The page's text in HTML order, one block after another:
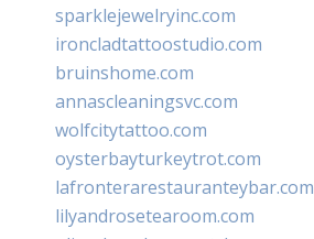
sparklejewelryinc.com
ironcladtattoostudio.com
bruinshome.com
annascleaningsvc.com
wolfcitytattoo.com
oysterbayturkeytrot.com
lafronterarestauranteybar.com
lilyandrosetearoom.com